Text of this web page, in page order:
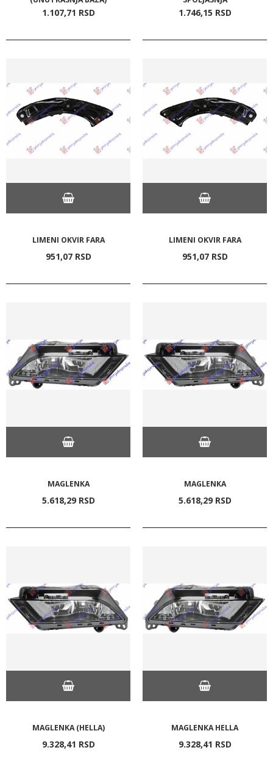
1.107,71 RSD 1.746,15 RSD
LIMENI OKVIR FARA
951,07 RSD
LIMENI OKVIR FARA
951,07 RSD
MAGLENKA
5.618,29 RSD
MAGLENKA
5.618,29 RSD
MAGLENKA (HELLA)
9.328,41 RSD
MAGLENKA HELLA
9.328,41 RSD